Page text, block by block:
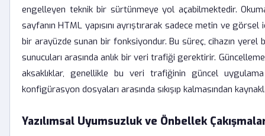
engelleyen teknik bir sürtünmeye yol açabilmektedir.
sayfanın HTML yapısını ayrıştırarak sadece metin ve görsel
bir arayüzde sunan bir fonksiyondur. Bu süreç, cihazın yerel
sunucuları arasında anlık bir veri trafiği gerektirir.
aksaklıklar, genellikle bu veri trafiğinin güncel
konfigürasyon dosyaları arasında sıkışıp kalmasından
Yazılımsal Uyumsuzluk ve Önbellek